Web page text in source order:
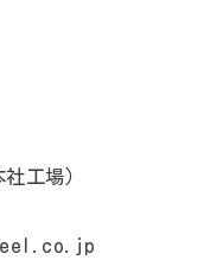
工場）